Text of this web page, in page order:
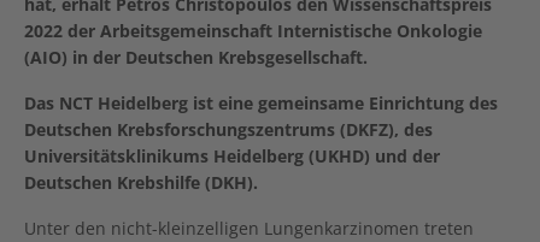
2022 der Arbeitsgemeinschaft Internistische Onkologie
(AIO) in der Deutschen Krebsgesellschaft.
Das NCT Heidelberg ist eine gemeinsame Einrichtung des
Deutschen Krebsforschungszentrums (DKFZ), des
Universitätsklinikums Heidelberg (UKHD) und der
Deutschen Krebshilfe (DKH).
Unter den nicht-kleinzelligen Lungenkarzinomen treten